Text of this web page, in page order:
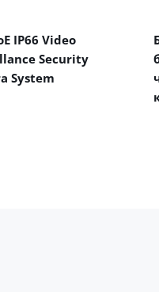
IP66 Video
Security
System